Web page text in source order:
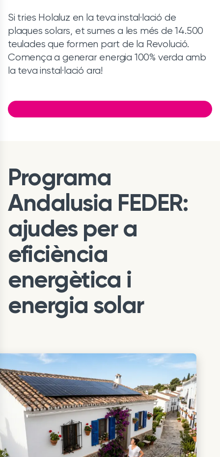
Si tries Holaluz en la teva instal·lació de
plaques solars, et sumes a les més de 14.500
teulades que formen part de la Revolució.
Comença a generar energia 100% verda amb
la teva instal·lació ara!
Programa
Andalusia FEDER:
ajudes per a
eficiència
energètica i
energia solar